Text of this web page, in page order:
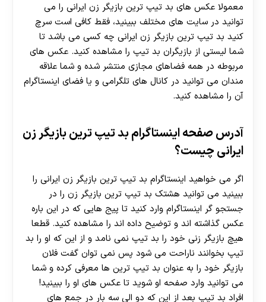
معمولا عکس های بد تیپ ترین بازیگر زن ایرانی را می
توانید در سایت های مختلف ببینید، فقط کافی است سرچ
کنید بد تیپ ترین بازیگر زن ایرانی چه کسی می باشد تا
شما لیستی از بازیگران بد تیپ را مشاهده کنید. عکس های
مربوطه در همه فضاهای مجازی منتشر شده و شما علاقه
مندان می توانید در کانال های تلگرامی و یا فضای اینستاگرام
آن را مشاهده کنید.
آدرس صفحه اینستاگرام بد تیپ ترین بازیگر زن
ایرانی چیست؟
اگر می خواهید اینستاگرام بد تیپ ترین بازیگر زن ایرانی را
ببینید می توانید هشتک بد تیپ ترین بازیگر زن را در
جستجو گر اینستاگرام وارد کنید تا پیج هایی که در این باره
عکس گذاشته اند و توضیح داده اند را مشاهده کنید. قطعا
هیچ بازیگر زنی خود را بد تیپ نمی نامد و از این که او را بد
تیپ بخوانند ناراحت می شود پس نمی توان گفت فلان
بازیگر خود را به عنوان بد تیپ ترین ها معرفی کرده و شما
می توانید وارد صفحه او شوید تا عکس های او را ببینید!
افراد بد تیپ بعد از این که دو الی سه بار در جمع های